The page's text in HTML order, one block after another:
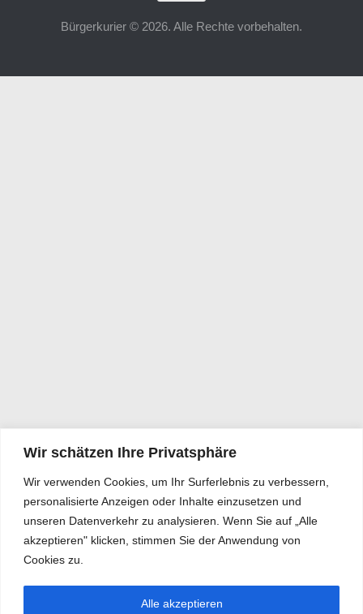
Wir schätzen Ihre Privatsphäre
Wir verwenden Cookies, um Ihr Surferlebnis zu verbessern,
personalisierte Anzeigen oder Inhalte einzusetzen und
unseren Datenverkehr zu analysieren. Wenn Sie auf „Alle
akzeptieren" klicken, stimmen Sie der Anwendung von
Cookies zu.
Alle akzeptieren
Bürgerkurier © 2026. Alle Rechte vorbehalten.